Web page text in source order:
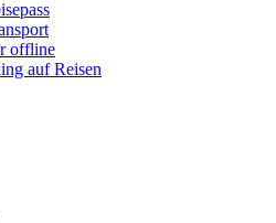
offline
auf Reisen